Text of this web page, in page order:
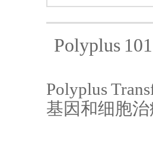
Polyplus
Polyplus
基因和细胞